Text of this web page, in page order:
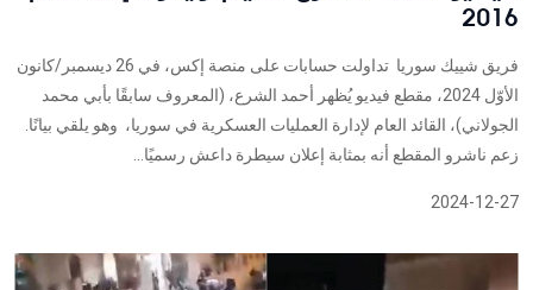
2016
فريق شييك سوريا تداولت حسابات على منصة إكس، في 26 ديسمبر/كانون
الأوّل 2024، مقطع فيديو يُظهر أحمد الشرع، (المعروف سابقًا بأبي محمد
الجولاني)، القائد العام لإدارة العمليات العسكرية في سوريا، وهو يلقي بيانًا.
زعم ناشرو المقطع أنه بمثابة إعلان سيطرة داعش رسميًا...
2024-12-27